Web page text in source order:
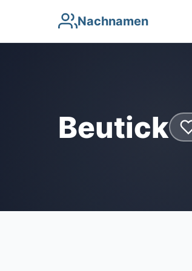
Nachnamen
Beutick